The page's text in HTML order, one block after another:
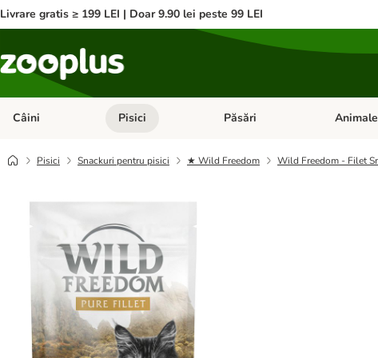
Livrare gratis ≥ 199 LEI | Doar 9.90 lei peste 99 LEI
Câini Deschideți meniul cu categorii: Câini
Pisici Deschideți meniul cu categorii:
Păsări
Pisici Snackuri pentru pisici ★ Wild Freedom Wild Freedom - Filet